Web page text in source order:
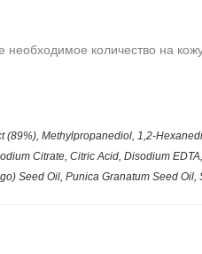
количество на
(89%), Methylpropanediol, 1,2-
Citrate, Citric Acid, Disodium
Seed Oil, Punica Granatum Seed